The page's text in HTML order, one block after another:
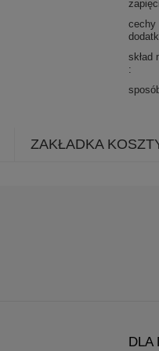
cechy
skład
ZAKŁADKA
DLA